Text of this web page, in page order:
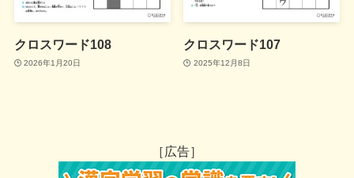
クロスワード108
2026年1月20日
クロスワード107
2025年12月8日
［広告］